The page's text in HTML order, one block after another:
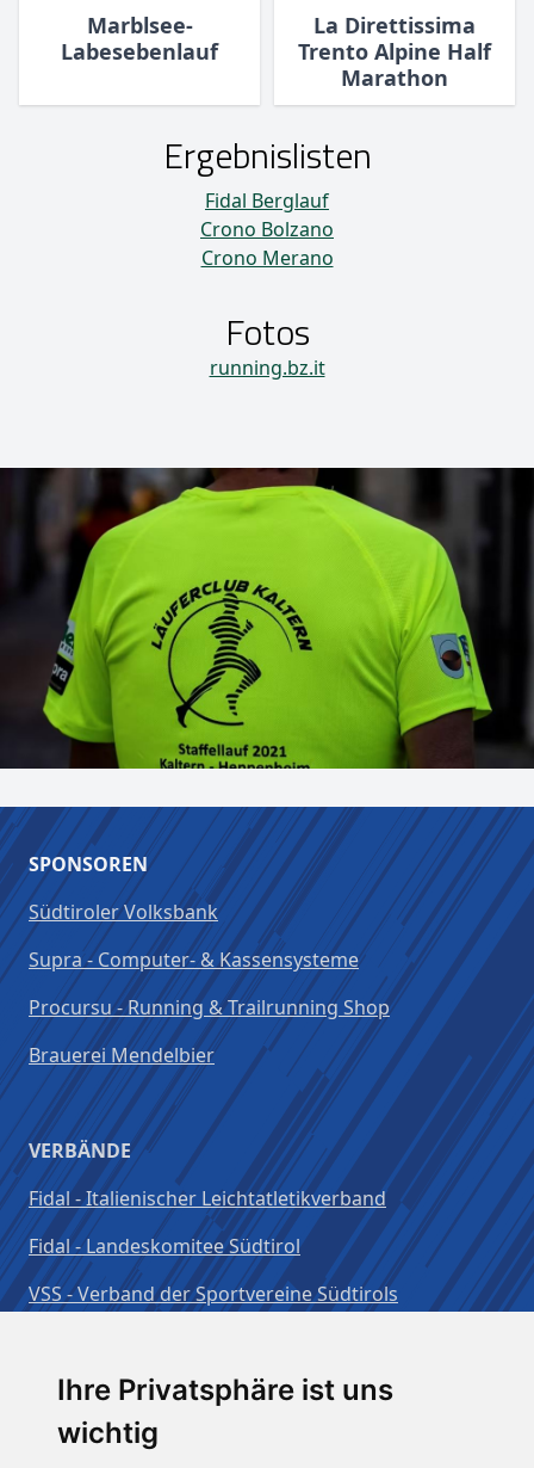
Ihre Privatsphäre ist uns
wichtig
Marblsee-
Labesebenlauf
La Direttissima
Trento Alpine Half
Marathon
Ergebnislisten
Fidal Berglauf
Crono Bolzano
Crono Merano
Fotos
running.bz.it
SPONSOREN
Südtiroler Volksbank
Supra - Computer- & Kassensysteme
Procursu - Running & Trailrunning Shop
Brauerei Mendelbier
VERBÄNDE
Fidal - Italienischer Leichtatletikverband
Fidal - Landeskomitee Südtirol
VSS - Verband der Sportvereine Südtirols
Benutzername: